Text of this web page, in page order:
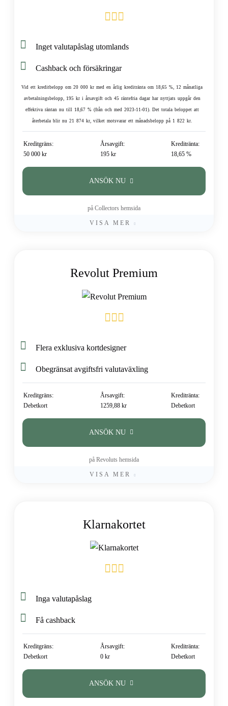
Inget valutapåslag utomlands
Cashback och försäkringar
Vid ett kreditbelopp om 20 000 kr med en årlig kreditränta om 18,65 %, 12 månatliga
avbetalningsbelopp, 195 kr i årsavgift och 45 räntefria dagar har nyttjats uppgår den
effektiva räntan nu till 18,67 % (från och med 2023-11-01). Det totala beloppet att
återbetala blir nu 21 874 kr, vilket motsvarar ett månadsbelopp på 1 822 kr.
Kreditgräns:
50 000 kr
Årsavgift:
195 kr
Kreditränta:
18,65 %
ANSÖK NU
på Collectors hemsida
VISA MER
Revolut Premium
Flera exklusiva kortdesigner
Obegränsat avgiftsfri valutaväxling
Kreditgräns:
Debetkort
Årsavgift:
1259,88 kr
Kreditränta:
Debetkort
ANSÖK NU
på Revoluts hemsida
VISA MER
Klarnakortet
Inga valutapåslag
Få cashback
Kreditgräns:
Debetkort
Årsavgift:
0 kr
Kreditränta:
Debetkort
ANSÖK NU